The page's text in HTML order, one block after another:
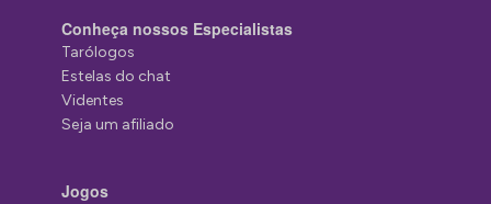
Conheça nossos Especialistas
Tarólogos
Estelas do chat
Videntes
Seja um afiliado
Jogos